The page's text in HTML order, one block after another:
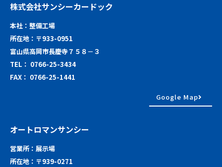
株式会社サンシーカードック
本社：整備工場
所在地：〒933-0951
富山県高岡市長慶寺７５８－３
TEL： 0766-25-3434
FAX： 0766-25-1441
Google Map
オートロマンサンシー
営業所：展示場
所在地：〒939-0271